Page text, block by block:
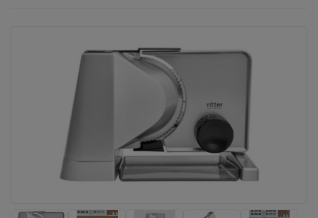
Trancheuse à jambon
Trancheuse à pain
Trancheuse à viande
Trancheuse à légume
Trancheuse électrique